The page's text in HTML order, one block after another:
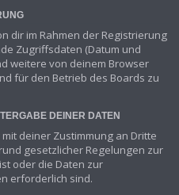
dir im Rahmen der Registrierung
Zugriffsdaten (Datum und
weitere von deinem Browser
für den Betrieb des Boards zu
DEINER DATEN
deiner Zustimmung an Dritte
gesetzlicher Regelungen zur
oder die Daten zur
erforderlich sind.